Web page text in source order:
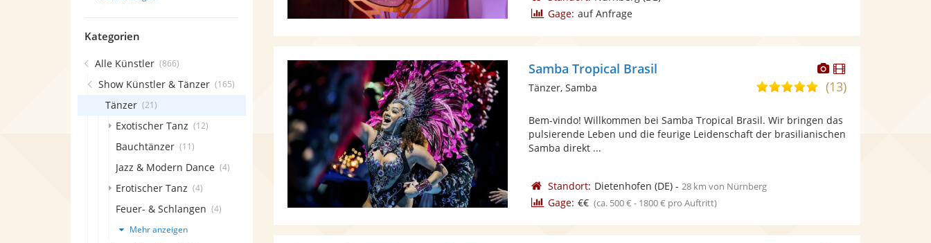
Gage: auf Anfrage
Dieser
Künstler
stellt
Fotos
bereit.
Dieser
Künstler
Samba Tropical Brasil
5,0
5
Sternen
(13)
Tänzer, Samba
Bem-vindo! Willkommen bei Samba Tropical Brasil. Wir bringen das
pulsierende Leben und die feurige Leidenschaft der brasilianischen
Samba direkt ...
Standort: Dietenhofen (DE)- 28 km von Nürnberg
Gage: €€ (ca. 500 € - 1800 € pro Auftritt)
Kategorien
Alle Künstler (866)
Show Künstler & Tänzer (165)
Tänzer (21)
Exotischer Tanz (12)
Bauchtänzer (11)
Jazz & Modern Dance (4)
Erotischer Tanz (4)
Feuer- & Schlangen (4)
Mehr anzeigen